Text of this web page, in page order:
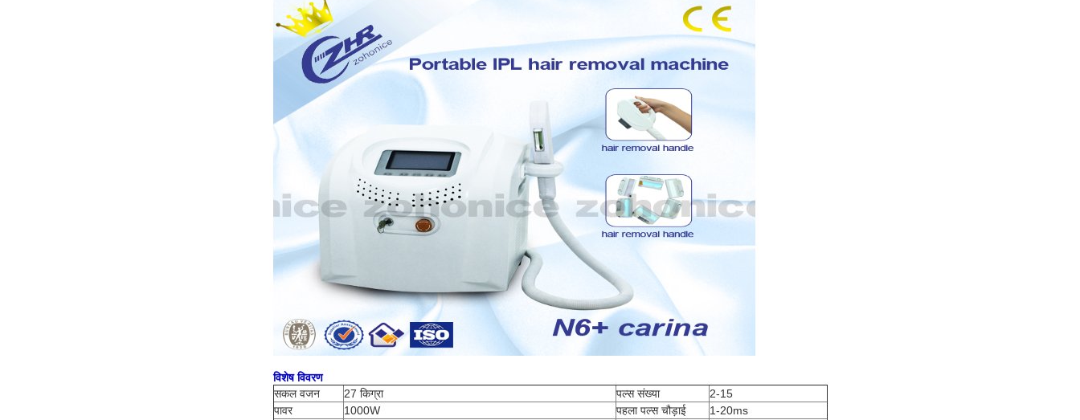
विशेष विवरण
सकल वजन
27 किग्रा पल्स संख्या
2-15
पावर
1000W पहला पल्स चौड़ाई
1-20ms